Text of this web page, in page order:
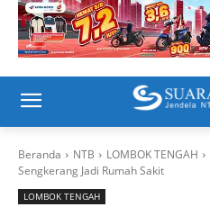
Beranda NTB LOMBOK TENGAH
Sengkerang Jadi Rumah Sakit
LOMBOK TENGAH